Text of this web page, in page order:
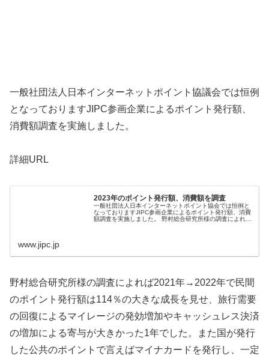
一般社団法人日本インターネットポイント協議会では恒例
となっておりますJIPC参画企業によるポイント発行額、
消費額調査を実施しました。
詳細URL
2023年のポイント発行額、消費額を調査
一般社団法人日本インターネットポイント協会では恒例と
なっておりますJIPC参画企業によるポイント発行額、消費
額調査を実施しました。 野村総合研究所様の調査によれば
www.jipc.jp
野村総合研究所様の調査によれば2021年→2022年で民間
のポイント発行額は114％の大きな成長を見せ、旅行需要
の回復によるマイレージの発効増加やキャッシュレス決済
の増加による寄与が大きかった1年でした。また国が発行
した公共のポイントで言えばマイナカードを発行し、一定